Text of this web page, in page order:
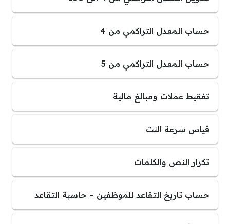
حساب المعدل التراكمي من 4
حساب المعدل التراكمي من 5
تفقيط عملات ومبالغ مالية
قياس سرعة النت
تكرار النص والكلمات
حساب تاريخ التقاعد للموظفين – حاسبة التقاعد